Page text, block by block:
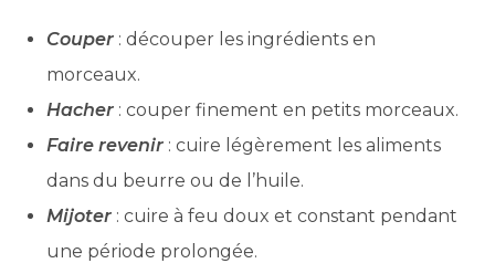
Couper : découper les ingrédients en
morceaux.
Hacher : couper finement en petits morceaux.
Faire revenir : cuire légèrement les aliments
dans du beurre ou de l’huile.
Mijoter : cuire à feu doux et constant pendant
une période prolongée.